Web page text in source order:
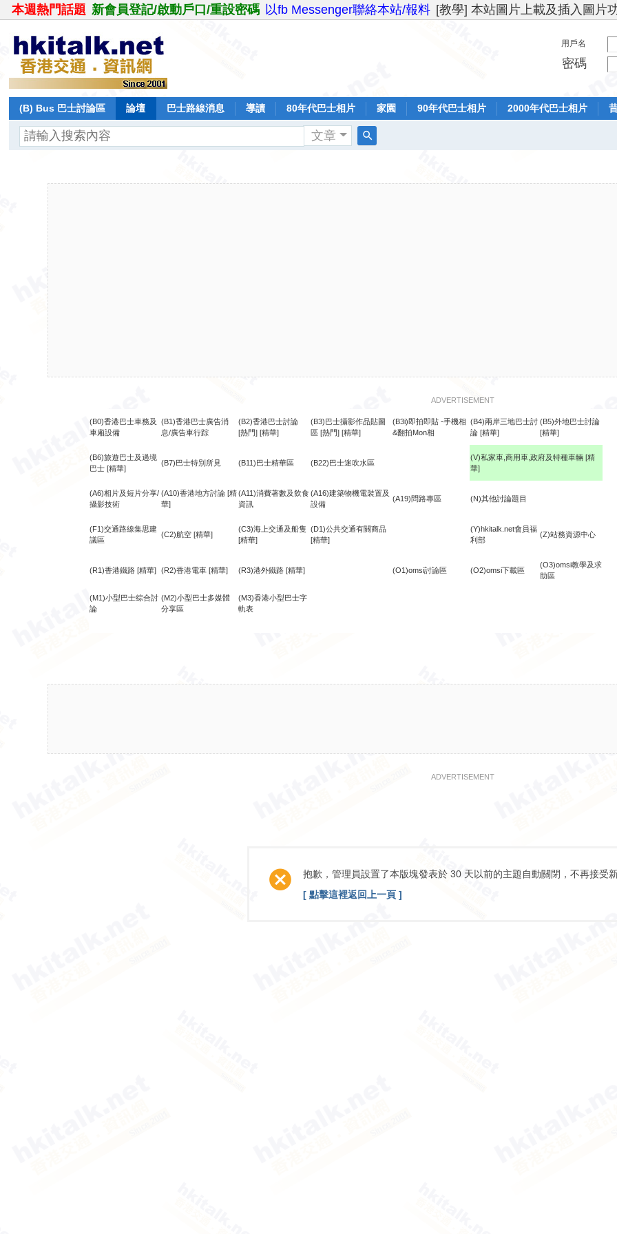
本週熱門話題 新會員登記/啟動戶口/重設密碼 以fb Messenger聯絡本站/報料 [教學] 本站圖片上載及插入圖片
用戶名
密碼
(B) Bus 巴士討論區 論壇 巴士路線消息 導讀 80年代巴士相片 家園 90年代巴士相片 2000年代巴士相片
文章
ADVERTISEMENT
(B0)香港巴士車務及
車廂設備
(B1)香港巴士廣告消
息/廣告車行踪
(B2)香港巴士討論
[熱門] [精華]
(B3)巴士攝影作品貼圖
區 [熱門] [精華]
(B3i)即拍即貼 -手機相
&翻拍Mon相
(B4)兩岸三地巴士討
論 [精華]
(B5)外地巴士討論
[精華]
(B6)旅遊巴士及過境
巴士 [精華]
(B7)巴士特別所見 (B11)巴士精華區 (B22)巴士迷吹水區
(V)私家車,商用車,政府及特種車輛 [精
華]
(A6)相片及短片分享/
攝影技術
(A10)香港地方討論 [精
華]
(A11)消費著數及飲食
資訊
(A16)建築物機電裝置及
設備
(A19)問路專區 (N)其他討論題目
(F1)交通路線集思建
議區
(C2)航空 [精華]
(C3)海上交通及船隻
[精華]
(D1)公共交通有關商品
[精華]
(Y)hkitalk.net會員福
利部
(Z)站務資源中心
(R1)香港鐵路 [精華] (R2)香港電車 [精華] (R3)港外鐵路 [精華] (O1)omsi討論區 (O2)omsi下載區
(O3)omsi教學及求
助區
(M1)小型巴士綜合討
論
(M2)小型巴士多媒體
分享區
(M3)香港小型巴士字
軌表
ADVERTISEMENT
抱歉，管理員設置了本版塊發表於 30 天以前的主題自動關閉，不再接受
[ 點擊這裡返回上一頁 ]